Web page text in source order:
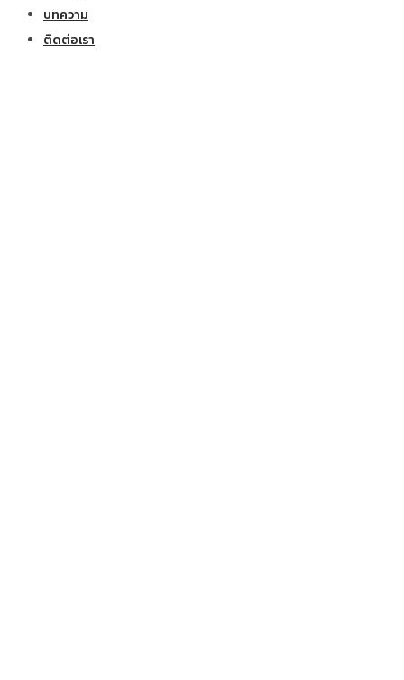
บทความ
ติดต่อเรา